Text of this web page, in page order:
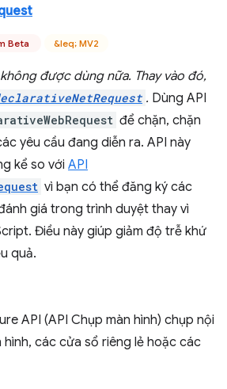
Beta &leq; MV2
được dùng nữa. Thay vào đó,
. Dùng API
để chặn, chặn
yêu cầu đang diễn ra. API này
kể so với API
vì bạn có thể đăng ký các
giá trong trình duyệt thay vì
Điều này giúp giảm độ trễ khứ
quả.
API (API Chụp màn hình) chụp nội
hình, các cửa sổ riêng lẻ hoặc các